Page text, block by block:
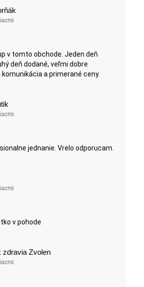
v tomto obchode. Jeden deň
deň dodané, veľmi dobre
a primerané ceny.
jednanie. Vrelo odporucam.
v pohode
zdravia Zvolen